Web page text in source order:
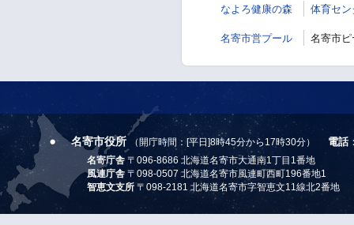
なよろ健康の森 体育セ
名寄市営プール 名寄市
名寄市役所 （開庁時間：[平日]8時45分から17時30分） 電話
名寄庁舎 〒096-8686 北海道名寄市大通南1丁目1番地
風連庁舎 〒098-0507 北海道名寄市風連町西町196番地1
智恵文支所 〒098-2181 北海道名寄市字智恵文11線北2番地